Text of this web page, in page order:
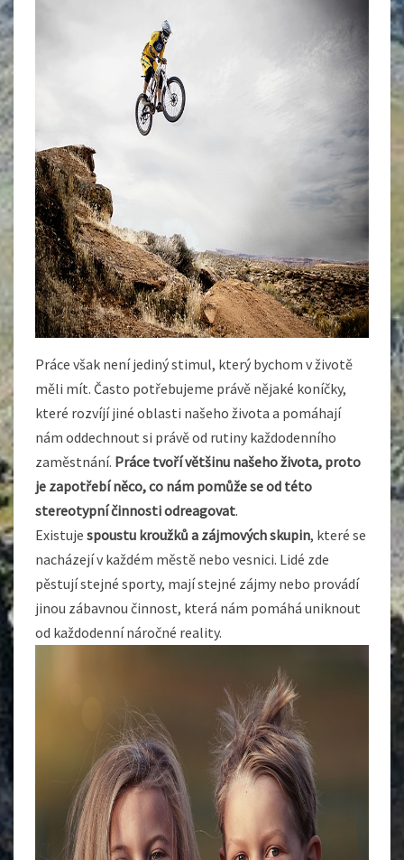
Práce však není jediný stimul, který bychom v životě
měli mít. Často potřebujeme právě nějaké koníčky,
které rozvíjí jiné oblasti našeho života a pomáhají
nám oddechnout si právě od rutiny každodenního
zaměstnání. Práce tvoří většinu našeho života, proto
je zapotřebí něco, co nám pomůže se od této
stereotypní činnosti odreagovat.
Existuje spoustu kroužků a zájmových skupin, které se
nacházejí v každém městě nebo vesnici. Lidé zde
pěstují stejné sporty, mají stejné zájmy nebo provádí
jinou zábavnou činnost, která nám pomáhá uniknout
od každodenní náročné reality.